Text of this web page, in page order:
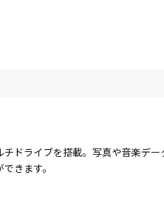
ドライブを搭載。写真や音楽デ
きます。